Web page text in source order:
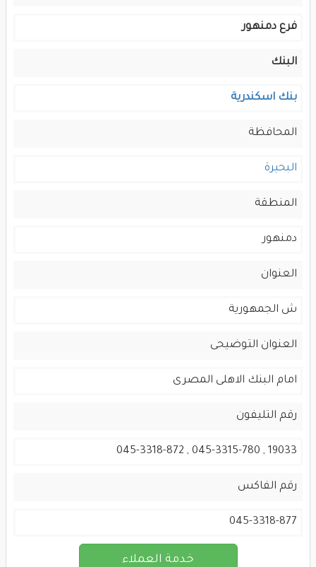
فرع دمنهور
البنك
بنك اسكندرية
المحافظة
البحيرة
المنطقة
دمنهور
العنوان
ش الجمهورية
العنوان التوضيحى
امام البنك الاهلى المصرى
رقم التليفون
19033 , 045-3315-780 , 045-3318-872
رقم الفاكس
045-3318-877
خدمة العملاء